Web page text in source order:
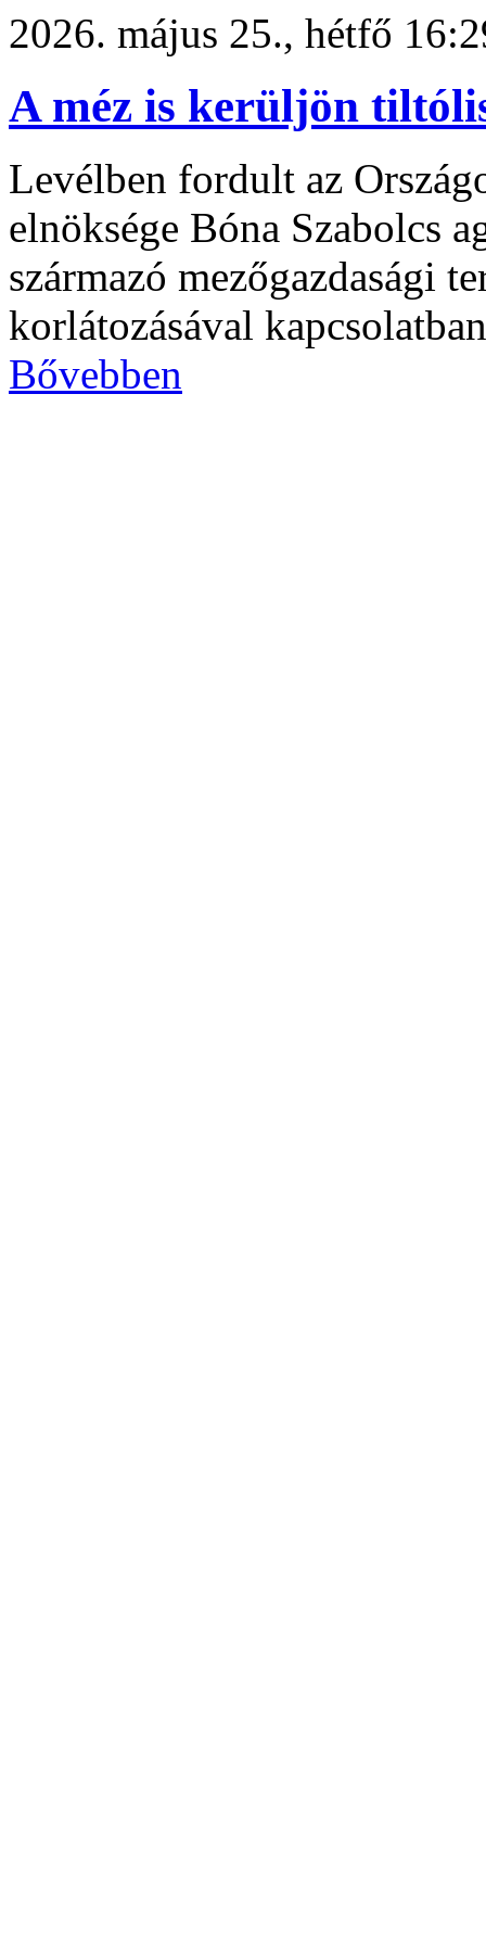
2026. május 25., hétfő
A méz is kerüljön
Levélben fordult az
elnöksége Bóna Szabolcs
származó mezőgazdasági
korlátozásával kapcsolatban
Bővebben